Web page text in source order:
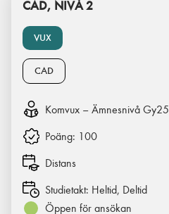
VUX
CAD, NIVÅ 2
CAD
Komvux – Ämnesnivå Gy25
Poäng: 100
Distans
Studietakt: Heltid, Deltid
Öppen för ansökan